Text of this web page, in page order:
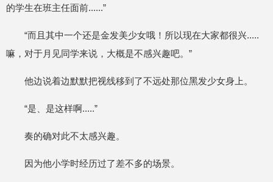
的学生在班主任面前......”
“而且其中一个还是金发美少女哦！所以现在大家都很兴.....
嘛，对于月见同学来说，大概是不感兴趣吧。”
他边说着边默默把视线移到了不远处那位黑发少女身上。
“是、是这样啊.....”
奏的确对此不太感兴趣。
因为他小学时经历过了差不多的场景。